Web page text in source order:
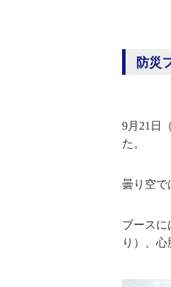
防災
9月21日
た。
曇り空で
ブースに
り）、